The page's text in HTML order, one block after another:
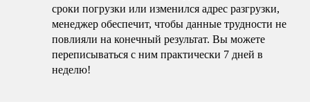
сроки погрузки или изменился адрес разгрузки,
менеджер обеспечит, чтобы данные трудности не
повлияли на конечный результат. Вы можете
переписываться с ним практически 7 дней в
неделю!